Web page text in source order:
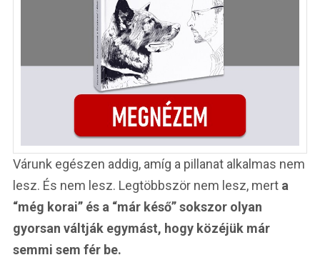
Várunk egészen addig, amíg a pillanat alkalmas nem
lesz. És nem lesz. Legtöbbször nem lesz, mert a
“még korai” és a “már késő” sokszor olyan
gyorsan váltják egymást, hogy közéjük már
semmi sem fér be.